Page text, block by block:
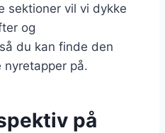
sektioner vil vi dykke
og
du kan finde den
på.
på